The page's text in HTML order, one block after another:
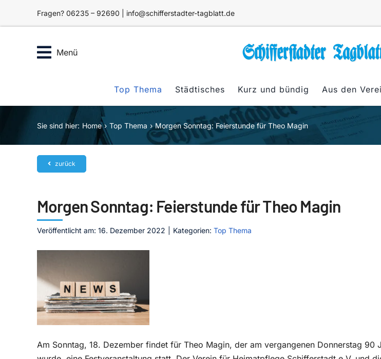
Fragen? 06235 – 92690 | info@schifferstadter-tagblatt.de
Menü
Top Thema Städtisches Kurz und bündig Aus den
Sie sind hier: Home Top Thema Morgen Sonntag: Feierstunde für Theo Magin
zurück
Morgen Sonntag: Feierstunde für Theo Magin
Veröffentlicht am: 16. Dezember 2022 Kategorien: Top Thema
Am Sonntag, 18. Dezember findet für Theo Magin, der am vergangenen Donnerstag 90